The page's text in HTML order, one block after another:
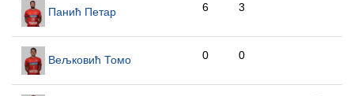
Панић Петар 6 3
Вељковић Томо 0 0